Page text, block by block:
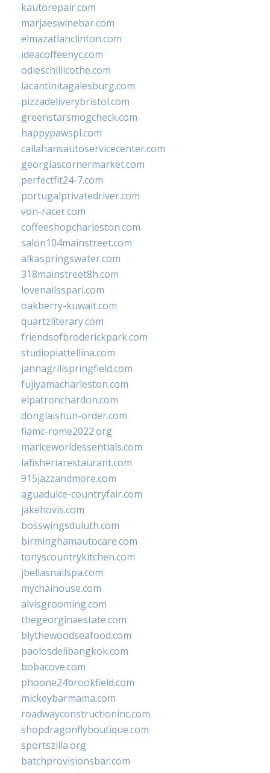
kautorepair.com
marjaeswinebar.com
elmazatlanclinton.com
ideacoffeenyc.com
odieschillicothe.com
lacantinitagalesburg.com
pizzadeliverybristol.com
greenstarsmogcheck.com
happypawspl.com
callahansautoservicecenter.com
georgiascornermarket.com
perfectfit24-7.com
portugalprivatedriver.com
von-racer.com
coffeeshopcharleston.com
salon104mainstreet.com
alkaspringswater.com
318mainstreet8h.com
lovenailsspari.com
oakberry-kuwait.com
quartzliterary.com
friendsofbroderickpark.com
studiopiattellina.com
jannagrillspringfield.com
fujiyamacharleston.com
elpatronchardon.com
donglaishun-order.com
fiamc-rome2022.org
mariceworldessentials.com
lafisheriarestaurant.com
915jazzandmore.com
aguadulce-countryfair.com
jakehovis.com
bosswingsduluth.com
birminghamautocare.com
tonyscountrykitchen.com
jbellasnailspa.com
mychaihouse.com
alvisgrooming.com
thegeorginaestate.com
blythewoodseafood.com
paolosdelibangkok.com
bobacove.com
phoone24brookfield.com
mickeybarmama.com
roadwayconstructioninc.com
shopdragonflyboutique.com
sportszilla.org
batchprovisionsbar.com